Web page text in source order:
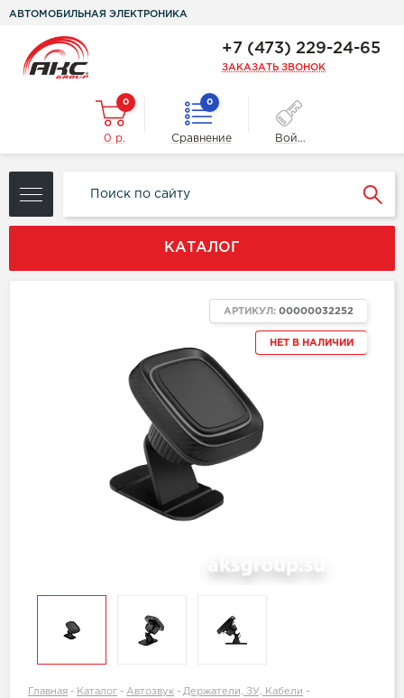
АВТОМОБИЛЬНАЯ ЭЛЕКТРОНИКА
+7 (473) 229-24-65
ЗАКАЗАТЬ ЗВОНОК
0
0 р.
0
Сравнение Войти
КАТАЛОГ
НЕТ В НАЛИЧИИ
АРТИКУЛ: 00000032252
Главная - Каталог - Автозвук - Держатели, ЗУ, Кабели -